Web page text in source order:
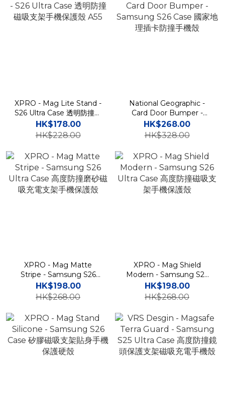
XPRO - Mag Lite Stand -
S26 Ultra Case 透明防撞磁
吸支架手機保護殼 A55
HK$178.00
HK$228.00
National Geographic -
Card Door Bumper -
Samsung S26 Case 國家
地理插卡防撞手機殼
HK$268.00
HK$328.00
XPRO - Mag Matte
Stripe - Samsung S26
Ultra Case 高度防撞磨砂磁
吸充電支架手機保護殼
HK$198.00
HK$268.00
XPRO - Mag Shield
Modern - Samsung S26
Ultra Case 高度防撞磁吸支
架手機保護殼
HK$198.00
HK$268.00